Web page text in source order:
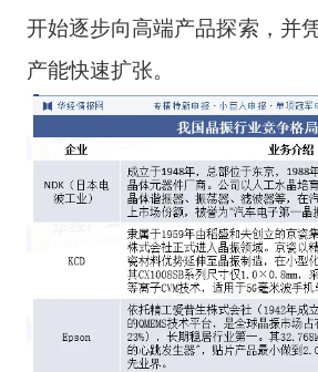
开始逐步向高端产品探索，并
产能快速扩张。